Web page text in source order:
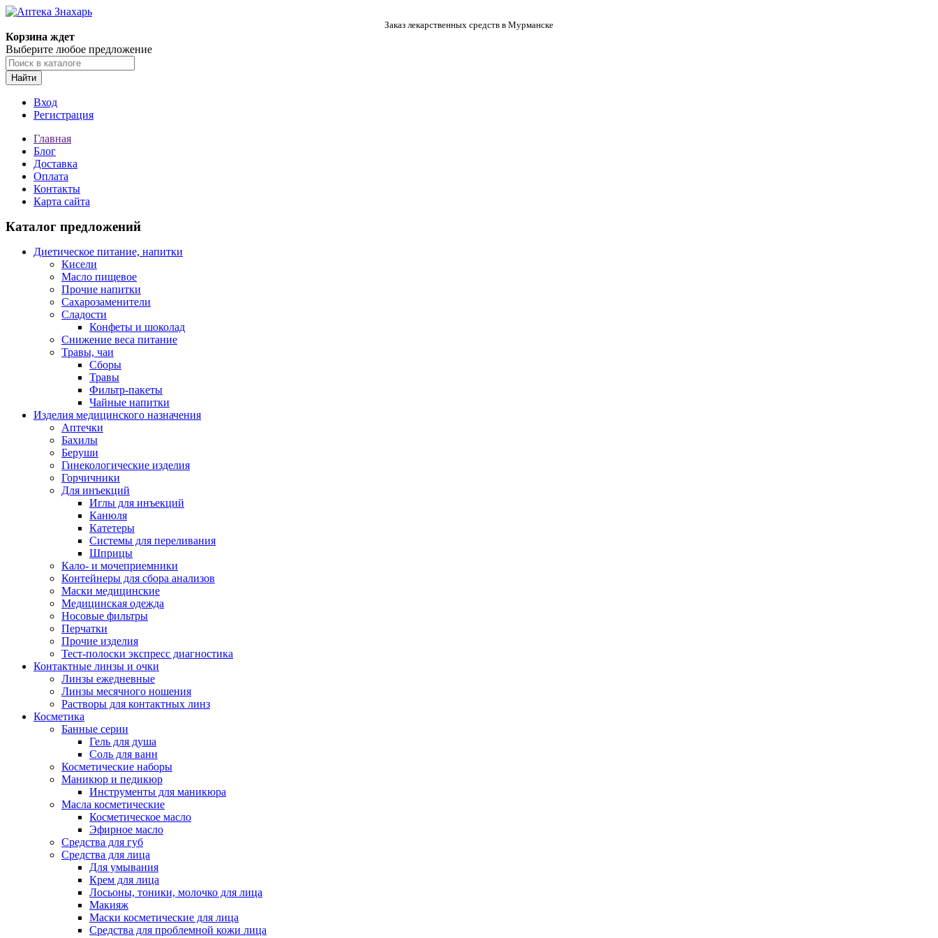
Заказ лекарственных средств в Мурманске
Корзина ждет
Выберите любое предложение
Найти
Вход
Регистрация
Главная
Блог
Доставка
Оплата
Контакты
Карта сайта
Каталог предложений
Диетическое питание, напитки
Кисели
Масло пищевое
Прочие напитки
Сахарозаменители
Сладости
Конфеты и шоколад
Снижение веса питание
Травы, чаи
Сборы
Травы
Фильтр-пакеты
Чайные напитки
Изделия медицинского назначения
Аптечки
Бахилы
Беруши
Гинекологические изделия
Горчичники
Для инъекций
Иглы для инъекций
Канюля
Катетеры
Системы для переливания
Шприцы
Кало- и мочеприемники
Контейнеры для сбора анализов
Маски медицинские
Медицинская одежда
Носовые фильтры
Перчатки
Прочие изделия
Тест-полоски экспресс диагностика
Контактные линзы и очки
Линзы ежедневные
Линзы месячного ношения
Растворы для контактных линз
Косметика
Банные серии
Гель для душа
Соль для ванн
Косметические наборы
Маникюр и педикюр
Инструменты для маникюра
Масла косметические
Косметическое масло
Эфирное масло
Средства для губ
Средства для лица
Для умывания
Крем для лица
Лосьоны, тоники, молочко для лица
Макияж
Маски косметические для лица
Средства для проблемной кожи лица